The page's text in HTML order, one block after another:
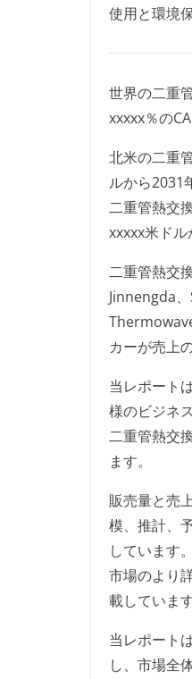
使用と環境
世界の二重
xxxxx％の
北米の二重
ルから2031
二重管熱交
xxxxx米ドル
二重管熱交
Jinnengda
カーが売上
当レポート
様のビジネ
二重管熱交
ます。
販売量と売
模、推計、
しています
市場のより
載していま
当レポート
し、市場全